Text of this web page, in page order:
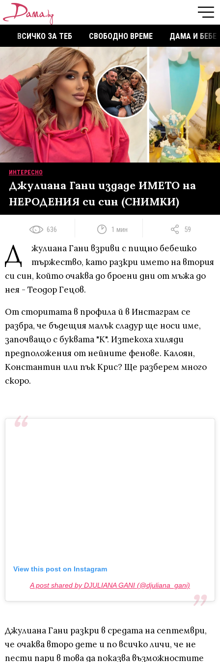
ВСИЧКО ЗА ТЕБ СВОБОДНО ВРЕМЕ ДАМА И БЕБЕ
ИНТЕРЕСНО
Джулиана Гани издаде ИМЕТО на
НЕРОДЕНИЯ си син (СНИМКИ)
636 1 мин 59
Д
жулиана Гани взриви с пищно бебешко
тържество, като разкри името на втория
си син, който очаква до броени дни от мъжа до
нея - Теодор Гецов.
От сторитата в профила й в Инстаграм се
разбра, че бъдещия малък сладур ще носи име,
започващо с буквата "К". Изтекоха хиляди
предположения от нейните фенове. Калоян,
Константин или пък Крис? Ще разберем много
скоро.
View this post on Instagram
A post shared by DJULIANA GANI (@djuliana_gani)
Джулиана Гани разкри в средата на септември,
че очаква второ дете и по всичко личи, че не
пести пари в това да показва възможностите